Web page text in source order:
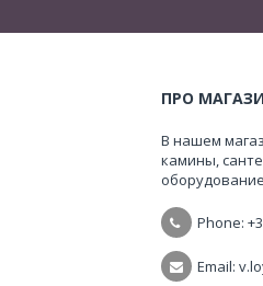
ПРО
В нашем
камины,
Phone:
Email: